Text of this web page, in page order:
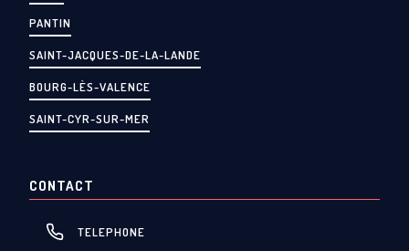
PANTIN
SAINT-JACQUES-DE-LA-LANDE
BOURG-LÈS-VALENCE
SAINT-CYR-SUR-MER
CONTACT
TELEPHONE